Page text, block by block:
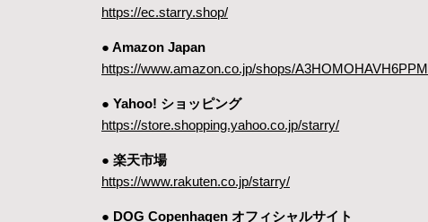
https://ec.starry.shop/
● Amazon Japan
https://www.amazon.co.jp/shops/A3HOMOHAVH6PPM
● Yahoo! ショッピング
https://store.shopping.yahoo.co.jp/starry/
● 楽天市場
https://www.rakuten.co.jp/starry/
● DOG Copenhagen オフィシャルサイト